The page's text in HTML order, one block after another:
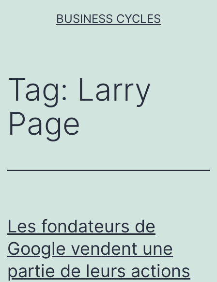
BUSINESS CYCLES
Tag: Larry
Page
Les fondateurs de
Google vendent une
partie de leurs actions